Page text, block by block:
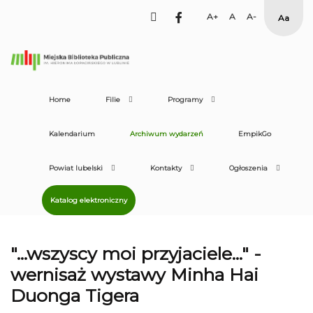
facebook
Set
LargerDefault
Set
Smaller
High
Home Filie Programy
Kalendarium Archiwum wydarzeń EmpikGo
Powiat lubelski Kontakty Ogłoszenia
Katalog elektroniczny
"...wszyscy moi przyjaciele..." -
wernisaż wystawy Minha Hai
Duonga Tigera